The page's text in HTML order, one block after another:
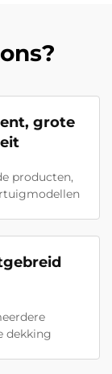
grote
producten,
dekking